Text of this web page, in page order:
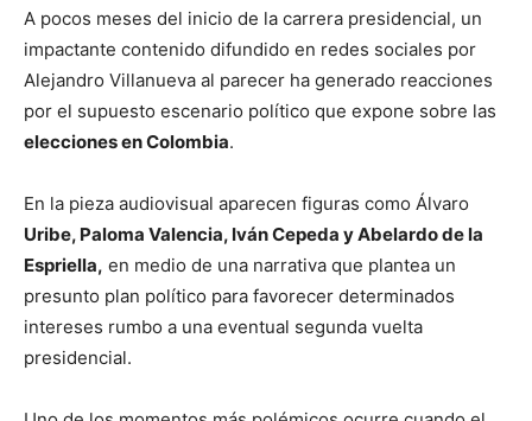
A pocos meses del inicio de la carrera presidencial, un
impactante contenido difundido en redes sociales por
Alejandro Villanueva al parecer ha generado reacciones
por el supuesto escenario político que expone sobre las
elecciones en Colombia.
En la pieza audiovisual aparecen figuras como Álvaro
Uribe, Paloma Valencia, Iván Cepeda y Abelardo de la
Espriella, en medio de una narrativa que plantea un
presunto plan político para favorecer determinados
intereses rumbo a una eventual segunda vuelta
presidencial.